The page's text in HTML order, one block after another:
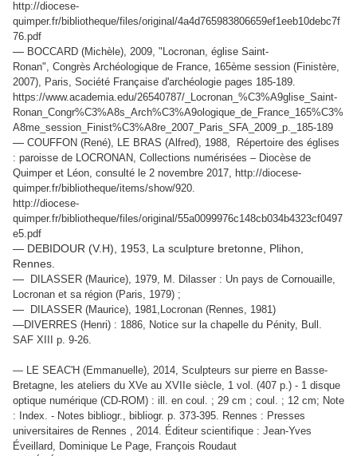
http://diocese-
quimper.fr/bibliotheque/files/original/4a4d765983806659ef1eeb10debc7f
76.pdf
— BOCCARD (Michèle), 2009, "Locronan, église Saint-
Ronan", Congrès Archéologique de France, 165ème session (Finistère,
2007), Paris, Société Française d'archéologie pages 185-189.
https://www.academia.edu/26540787/_Locronan_%C3%A9glise_Saint-
Ronan_Congr%C3%A8s_Arch%C3%A9ologique_de_France_165%C3%
A8me_session_Finist%C3%A8re_2007_Paris_SFA_2009_p._185-189
— COUFFON (René), LE BRAS (Alfred), 1988, Répertoire des églises
: paroisse de LOCRONAN, Collections numérisées – Diocèse de
Quimper et Léon, consulté le 2 novembre 2017, http://diocese-
quimper.fr/bibliotheque/items/show/920.
http://diocese-
quimper.fr/bibliotheque/files/original/55a0099976c148cb034b4323cf0497
e5.pdf
— DEBIDOUR (V.H), 1953, La sculpture bretonne, Plihon,
Rennes.
—
DILASSER (Maurice), 1979, M. Dilasser : Un pays de Cornouaille,
Locronan et sa région (Paris, 1979) ;
— DILASSER (Maurice), 1981,Locronan (Rennes, 1981)
—DIVERRES (Henri) : 1886, Notice sur la chapelle du Pénity, Bull.
SAF XIII p. 9-26.
— LE SEAC'H (Emmanuelle), 2014, Sculpteurs sur pierre en Basse-
Bretagne, les ateliers du XVe au XVIIe siècle, 1 vol. (407 p.) - 1 disque
optique numérique (CD-ROM) : ill. en coul. ; 29 cm ; coul. ; 12 cm; Note
: Index. - Notes bibliogr., bibliogr. p. 373-395. Rennes : Presses
universitaires de Rennes , 2014. Éditeur scientifique : Jean-Yves
Éveillard, Dominique Le Page, François Roudaut